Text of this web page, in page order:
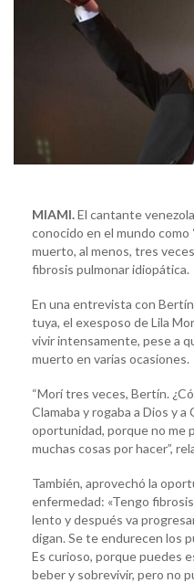
MIAMI.El cantante
conocido en el mundo como
muerto, al menos, tres
fibrosis pulmonar idiopática.
En una entrevista con
tuya, el exesposo de Lila
vivir intensamente, pese a
muerto en varias ocasiones.
“Morí tres veces, Bertín.
Clamaba y rogaba a Dios y
oportunidad, porque no me
muchas cosas por hacer”,
También, aprovechó la
enfermedad: «Tengo
lento y después va
digan. Se te endurecen los
Es curioso, porque puedes
beber y sobrevivir, pero no